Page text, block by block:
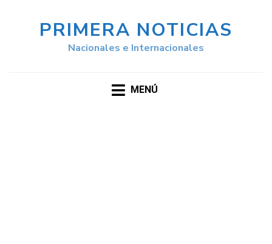
PRIMERA NOTICIAS
Nacionales e Internacionales
MENÚ